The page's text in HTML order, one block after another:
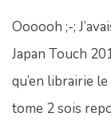
Oooooh ;-;
Japan Touch
qu’en librairie
tome 2 sois